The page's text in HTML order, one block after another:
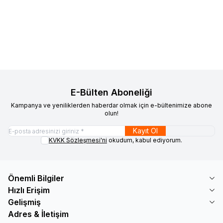
E-Bülten Aboneliği
Kampanya ve yeniliklerden haberdar olmak için e-bültenimize abone
olun!
Kayıt Ol
KVKK Sözleşmesi'ni okudum, kabul ediyorum.
Önemli Bilgiler
Hızlı Erişim
Gelişmiş
Adres & İletişim